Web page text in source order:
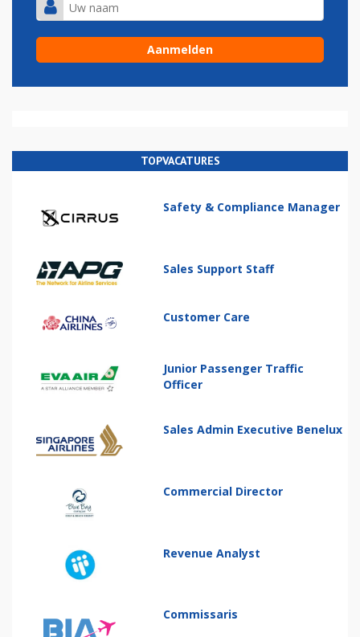
TOPVACATURES
Safety & Compliance Manager
Sales Support Staff
Customer Care
Junior Passenger Traffic
Officer
Sales Admin Executive Benelux
Commercial Director
Revenue Analyst
Commissaris